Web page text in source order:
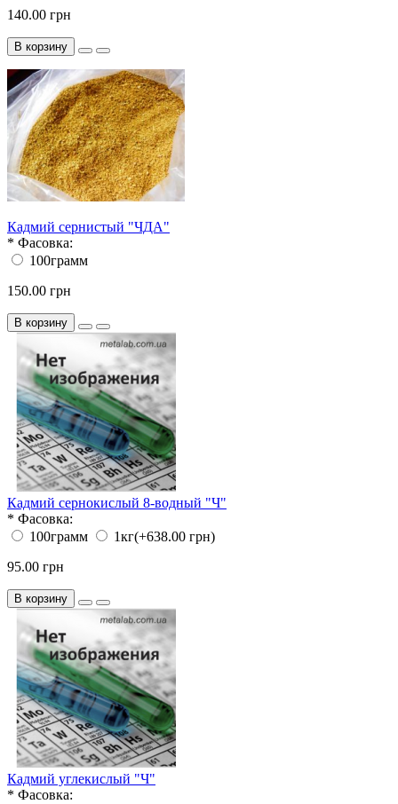
140.00 грн
В корзину
Кадмий сернистый "ЧДА"
* Фасовка:
100грамм
150.00 грн
В корзину
Кадмий сернокислый 8-водный "Ч"
* Фасовка:
100грамм
1кг(+638.00 грн)
95.00 грн
В корзину
Кадмий углекислый "Ч"
* Фасовка: